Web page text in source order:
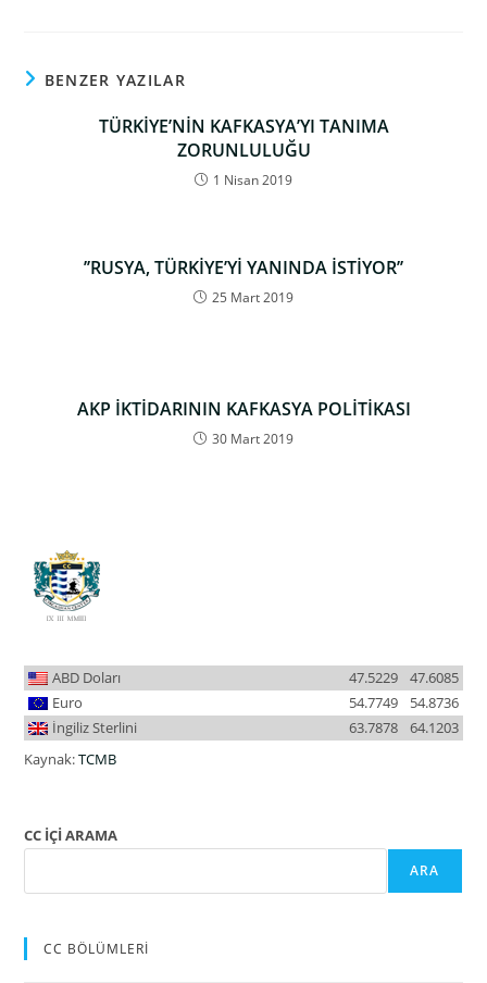
BENZER YAZILAR
TÜRKİYE’NİN KAFKASYA’YI TANIMA
ZORUNLULUĞU
1 Nisan 2019
’’RUSYA, TÜRKİYE’Yİ YANINDA İSTİYOR’’
25 Mart 2019
AKP İKTİDARININ KAFKASYA POLİTİKASI
30 Mart 2019
ABD Doları 47.6085
47.5229
Euro
54.8736
54.7749
İngiliz Sterlini
64.1203
63.7878
Kaynak:TCMB
CC İÇİ ARAMA
ARA
CC BÖLÜMLERİ